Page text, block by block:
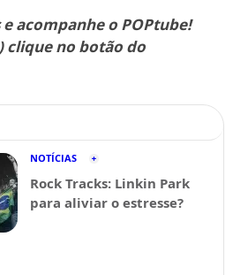
acompanhe o POPtube!
clique no botão do
NOTÍCIAS
Rock Tracks: Linkin Park
para aliviar o estresse?